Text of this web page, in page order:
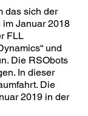
das sich der
Januar 2018
FLL
und
Die RSObots
In dieser
Die
2019 in der